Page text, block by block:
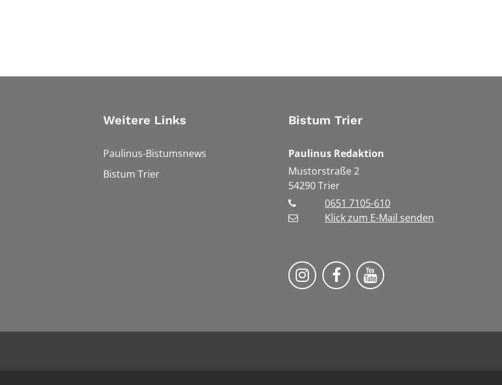
Weitere Links
Paulinus-Bistumsnews
Bistum Trier
Bistum Trier
Paulinus Redaktion
Mustorstraße 2
54290Trier
0651 7105-610
Klick zum E-Mail senden
Bistum Trier auf Instragram
Bistum Trier auf Facebook
Bistum Trier auf